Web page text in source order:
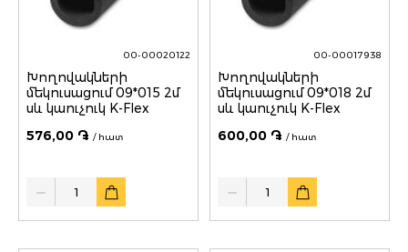
00-00020122
Խողովակների
մեկուսացում 09*015 2մ
սև կաուչուկ K-Flex
576,00 ֏ / հատ
00-00017938
Խողովակների
մեկուսացում 09*018 2մ
սև կաուչուկ K-Flex
600,00 ֏ / հատ